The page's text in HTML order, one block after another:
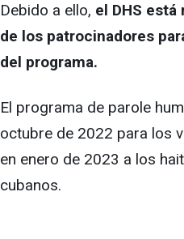
Debido a ello, el DHS
de los patrocinadores
del programa.
El programa de parole
octubre de 2022 para los
en enero de 2023 a los
cubanos.